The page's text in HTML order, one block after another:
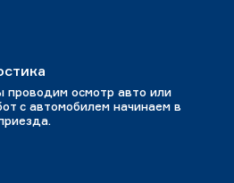
осмотр авто или
с автомобилем начинаем в